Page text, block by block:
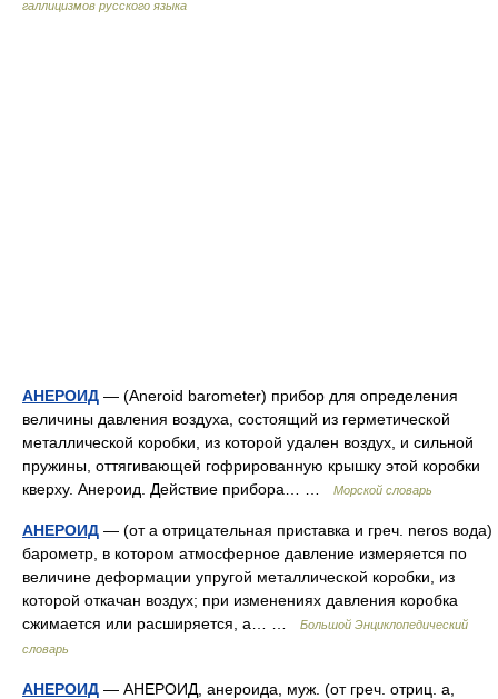
галлицизмов русского языка
АНЕРОИД — (Aneroid barometer) прибор для определения
величины давления воздуха, состоящий из герметической
металлической коробки, из которой удален воздух, и сильной
пружины, оттягивающей гофрированную крышку этой коробки
кверху. Анероид. Действие прибора… …
Морской словарь
АНЕРОИД — (от a отрицательная приставка и греч. neros вода)
барометр, в котором атмосферное давление измеряется по
величине деформации упругой металлической коробки, из
которой откачан воздух; при изменениях давления коробка
сжимается или расширяется, а… …
Большой Энциклопедический
словарь
АНЕРОИД — АНЕРОИД, анероида, муж. (от греч. отриц. a,